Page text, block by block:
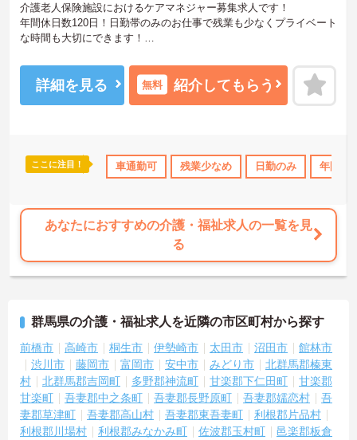
休日110日以上 産休･育休･介護休暇取得実績あり 社会保険完備
介護老人保険施設におけるケアマネジャー募集求人です！
年間休日数120日！日勤帯のみのお仕事で残業も少なくプライベート
な時間も大切にできます！
すのでお気軽にご相談ください。
詳細を見る 無料 紹介してもらう
ここに注目！ 車通勤可 残業少なめ 日勤のみ 年間休
あなたにおすすめの介護・福祉求人の一覧を見
る
群馬県の介護・福祉求人を近隣の市区町村から探す
前橋市 高崎市 桐生市 伊勢崎市 太田市 沼田市
館林市
渋川市
藤岡市 富岡市 安中市 みどり市
北群馬郡榛東
村
北群馬郡吉岡町 多野郡神流町 甘楽郡下仁田町
甘楽郡
甘楽町
吾妻郡中之条町 吾妻郡長野原町 吾妻郡嬬恋村
吾
妻郡草津町
吾妻郡高山村 吾妻郡東吾妻町
利根郡片品村
利根郡川場村
利根郡みなかみ町 佐波郡玉村町
邑楽郡板倉